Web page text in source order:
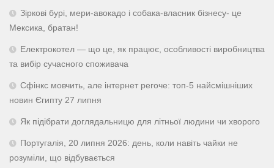
Зіркові бурі, мери-авокадо і собака-власник бізнесу- це
Мексика, братан!
Електрокотел — що це, як працює, особливості виробництва
та вибір сучасного споживача
Сфінкс мовчить, але інтернет регоче: топ-5 найсмішніших
новин Єгипту 27 липня
Як підібрати доглядальницю для літньої людини чи хворого
Португалія, 20 липня 2026: день, коли навіть чайки не
розуміли, що відбувається